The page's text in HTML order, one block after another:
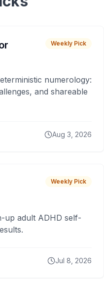
Weekly Pick
numerology:
and shareable
Aug 3, 2026
Weekly Pick
up adult ADHD self-
Jul 8, 2026